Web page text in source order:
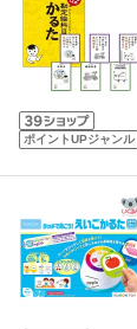
ポイントUPジャンル